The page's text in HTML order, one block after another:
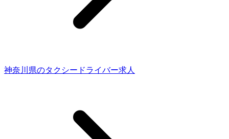
神奈川県のタクシードライバー求人